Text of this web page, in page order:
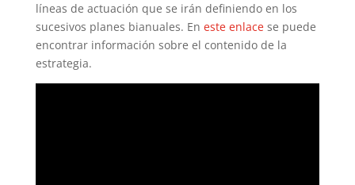
líneas de actuación que se irán definiendo en los
sucesivos planes bianuales. En este enlacese puede
encontrar información sobre el contenido de la
estrategia.